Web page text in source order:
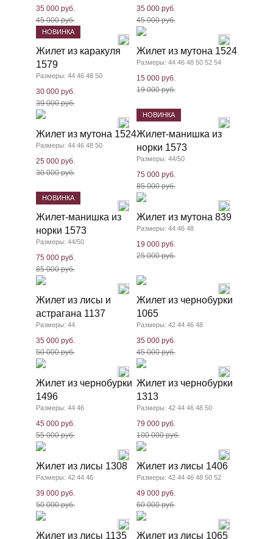
35 000 руб.
45 000 руб.
35 000 руб.
45 000 руб.
НОВИНКА
Жилет из каракуля
1579
Размеры: 44 46 48 50
30 000 руб.
39 000 руб.
Жилет из мутона 1524
Размеры: 44 46 48 50 52 54
15 000 руб.
19 000 руб.
Жилет из мутона 1524
Размеры: 44 46 48 50
25 000 руб.
30 000 руб.
НОВИНКА
Жилет-манишка из
норки 1573
Размеры: 44/50
75 000 руб.
85 000 руб.
НОВИНКА
Жилет-манишка из
норки 1573
Размеры: 44/50
75 000 руб.
85 000 руб.
Жилет из мутона 839
Размеры: 44 46 48
19 000 руб.
25 000 руб.
Жилет из лисы и
астрагана 1137
Размеры: 44
35 000 руб.
50 000 руб.
Жилет из чернобурки
1065
Размеры: 42 44 46 48
35 000 руб.
45 000 руб.
Жилет из чернобурки
1496
Размеры: 44 46
45 000 руб.
55 000 руб.
Жилет из чернобурки
1313
Размеры: 42 44 46 48 50
79 000 руб.
100 000 руб.
Жилет из лисы 1308
Размеры: 42 44 46
39 000 руб.
50 000 руб.
Жилет из лисы 1406
Размеры: 42 44 46 48 50 52
49 000 руб.
60 000 руб.
Жилет из лисы 1135 Жилет из лисы 1065